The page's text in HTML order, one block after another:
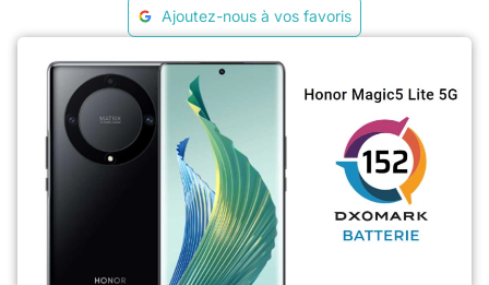
Ajoutez-nous à vos favoris